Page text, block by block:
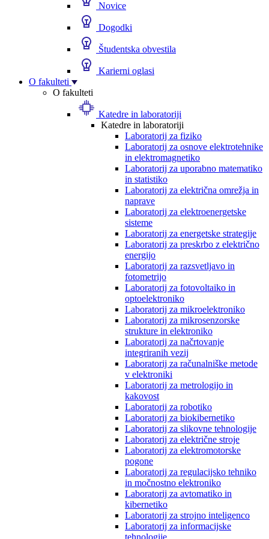
Novice
Dogodki
Študentska obvestila
Karierni oglasi
O fakulteti
O fakulteti
Katedre in laboratoriji
Katedre in laboratoriji
Laboratorij za fiziko
Laboratorij za osnove elektrotehnike
in elektromagnetiko
Laboratorij za uporabno matematiko
in statistiko
Laboratorij za električna omrežja in
naprave
Laboratorij za elektroenergetske
sisteme
Laboratorij za energetske strategije
Laboratorij za preskrbo z električno
energijo
Laboratorij za razsvetljavo in
fotometrijo
Laboratorij za fotovoltaiko in
optoelektroniko
Laboratorij za mikroelektroniko
Laboratorij za mikrosenzorske
strukture in elektroniko
Laboratorij za načrtovanje
integriranih vezij
Laboratorij za računalniške metode
v elektroniki
Laboratorij za metrologijo in
kakovost
Laboratorij za robotiko
Laboratorij za biokibernetiko
Laboratorij za slikovne tehnologije
Laboratorij za električne stroje
Laboratorij za elektromotorske
pogone
Laboratorij za regulacijsko tehniko
in močnostno elektroniko
Laboratorij za avtomatiko in
kibernetiko
Laboratorij za strojno inteligenco
Laboratorij za informacijske
tehnologije